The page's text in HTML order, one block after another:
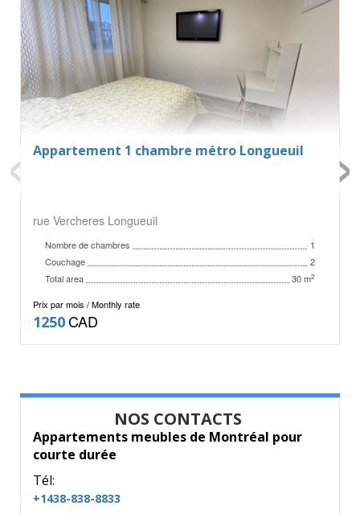
Appartement 1 chambre métro Longueuil
rue Vercheres Longueuil
Nombre de chambres
1
Couchage
2
Total area
30 m2
Prix par mois / Monthly rate
1250CAD
‹ ›
NOS CONTACTS
Appartements meubles de Montréal pour
courte durée
Tél:
+1438-838-8833